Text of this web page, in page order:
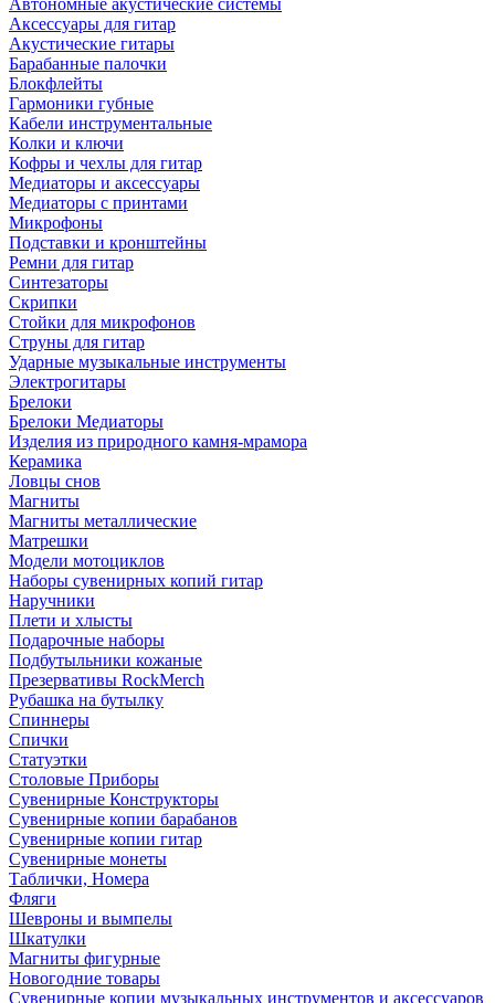
Автономные акустические системы
Аксессуары для гитар
Акустические гитары
Барабанные палочки
Блокфлейты
Гармоники губные
Кабели инструментальные
Колки и ключи
Кофры и чехлы для гитар
Медиаторы и аксессуары
Медиаторы с принтами
Микрофоны
Подставки и кронштейны
Ремни для гитар
Синтезаторы
Скрипки
Стойки для микрофонов
Струны для гитар
Ударные музыкальные инструменты
Электрогитары
Брелоки
Брелоки Медиаторы
Изделия из природного камня-мрамора
Керамика
Ловцы снов
Магниты
Магниты металлические
Матрешки
Модели мотоциклов
Наборы сувенирных копий гитар
Наручники
Плети и хлысты
Подарочные наборы
Подбутыльники кожаные
Презервативы RockMerch
Рубашка на бутылку
Спиннеры
Спички
Статуэтки
Столовые Приборы
Сувенирные Конструкторы
Сувенирные копии барабанов
Сувенирные копии гитар
Сувенирные монеты
Таблички, Номера
Фляги
Шевроны и вымпелы
Шкатулки
Магниты фигурные
Новогодние товары
Сувенирные копии музыкальных инструментов и аксессуаров